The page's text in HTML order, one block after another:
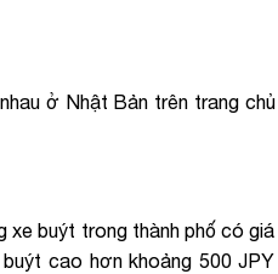
ở Nhật Bản trên trang chủ
xe buýt trong thành phố có giá
cao hơn khoảng 500 JPY